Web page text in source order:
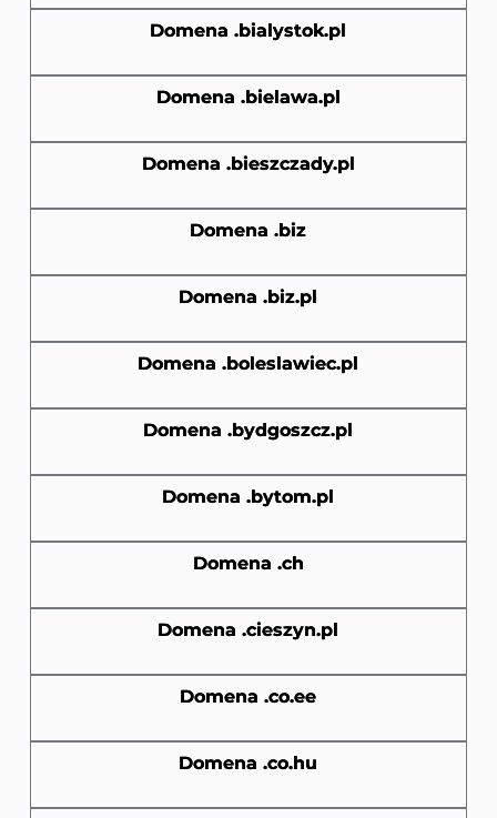
Domena .bialystok.pl
Domena .bielawa.pl
Domena .bieszczady.pl
Domena .biz
Domena .biz.pl
Domena .boleslawiec.pl
Domena .bydgoszcz.pl
Domena .bytom.pl
Domena .ch
Domena .cieszyn.pl
Domena .co.ee
Domena .co.hu